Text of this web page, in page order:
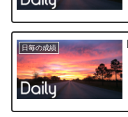
日毎の成績